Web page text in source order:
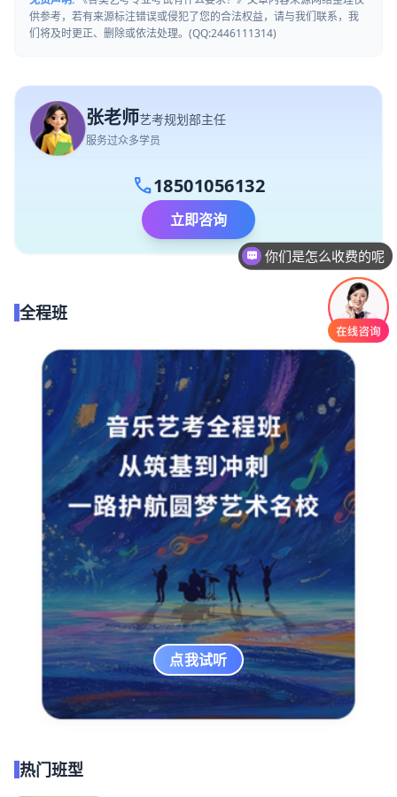
供参考，若有来源标注错误或侵犯了您的合法权益，请与我们联系，我
们将及时更正、删除或依法处理。(QQ:2446111314)
张老师艺考规划部主任
服务过众多学员
call18501056132
立即咨询
全程班
点我试听
热门班型
你们是怎么收费的呢